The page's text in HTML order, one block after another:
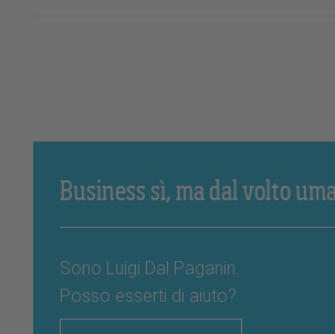
Business sì, ma dal volto
Sono Luigi Dal Paganin.
Posso esserti di aiuto?